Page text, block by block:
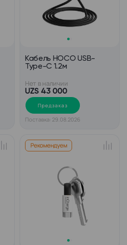
Кабель HOCO USB-
Type-C 1.2м
Нет в наличии
UZS 43 000
Предзаказ
Поставка: 29.08.2026
Рекомендуем